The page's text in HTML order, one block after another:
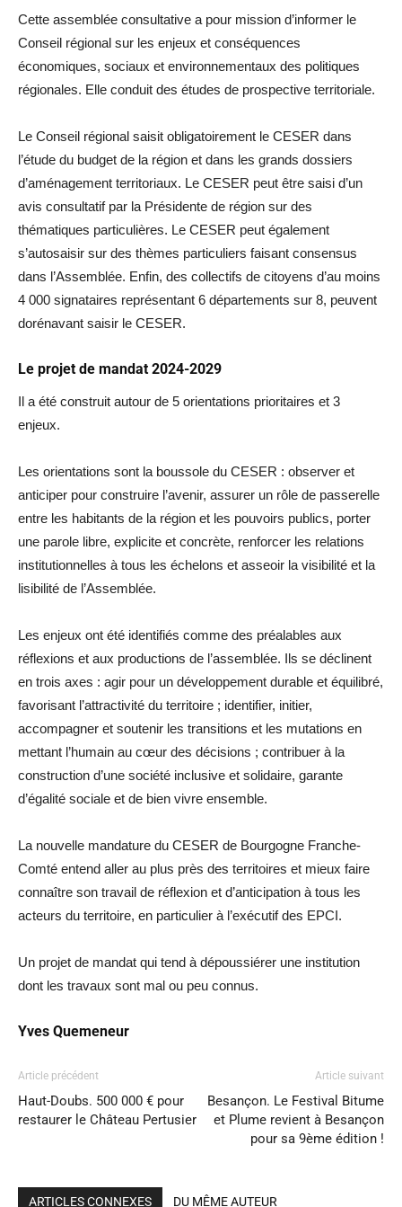
Cette assemblée consultative a pour mission d’informer le
Conseil régional sur les enjeux et conséquences
économiques, sociaux et environnementaux des politiques
régionales. Elle conduit des études de prospective territoriale.
Le Conseil régional saisit obligatoirement le CESER dans
l’étude du budget de la région et dans les grands dossiers
d’aménagement territoriaux. Le CESER peut être saisi d’un
avis consultatif par la Présidente de région sur des
thématiques particulières. Le CESER peut également
s’autosaisir sur des thèmes particuliers faisant consensus
dans l’Assemblée. Enfin, des collectifs de citoyens d’au moins
4 000 signataires représentant 6 départements sur 8, peuvent
dorénavant saisir le CESER.
Le projet de mandat 2024-2029
Il a été construit autour de 5 orientations prioritaires et 3
enjeux.
Les orientations sont la boussole du CESER : observer et
anticiper pour construire l’avenir, assurer un rôle de passerelle
entre les habitants de la région et les pouvoirs publics, porter
une parole libre, explicite et concrète, renforcer les relations
institutionnelles à tous les échelons et asseoir la visibilité et la
lisibilité de l’Assemblée.
Les enjeux ont été identifiés comme des préalables aux
réflexions et aux productions de l’assemblée. Ils se déclinent
en trois axes : agir pour un développement durable et équilibré,
favorisant l’attractivité du territoire ; identifier, initier,
accompagner et soutenir les transitions et les mutations en
mettant l’humain au cœur des décisions ; contribuer à la
construction d’une société inclusive et solidaire, garante
d’égalité sociale et de bien vivre ensemble.
La nouvelle mandature du CESER de Bourgogne Franche-
Comté entend aller au plus près des territoires et mieux faire
connaître son travail de réflexion et d’anticipation à tous les
acteurs du territoire, en particulier à l’exécutif des EPCI.
Un projet de mandat qui tend à dépoussiérer une institution
dont les travaux sont mal ou peu connus.
Yves Quemeneur
Article précédent
Haut-Doubs. 500 000 € pour
restaurer le Château Pertusier
Article suivant
Besançon. Le Festival Bitume
et Plume revient à Besançon
pour sa 9ème édition !
ARTICLES CONNEXES DU MÊME AUTEUR